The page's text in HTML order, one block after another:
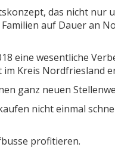
das nicht nur
auf Dauer an
eine wesentliche
Kreis Nordfriesland
ganz neuen
nicht einmal
profitieren.